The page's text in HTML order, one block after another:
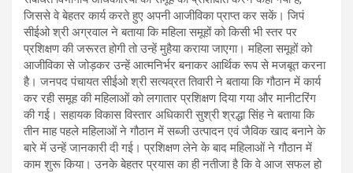
जिससे वे बेहतर कार्य करते हुए अपनी आजीविका प्राप्त कर सकें। जिपं
सीईओ श्री अग्रवाल ने बताया कि महिला समूहों को किसी भी स्तर पर
प्रशिक्षण की जरूरत होगी तो उन्हें मुहैया कराया जाएगा। महिला समूहों को
आजीविका से जोड़कर उन्हें आत्मनिर्भर बनाकर आर्थिक रूप से मजबूत करना
है। जनपद पंचायत सीईओ श्री सत्यव्रत तिवारी ने बताया कि गौठान में कार्य
कर रही समूह की महिलाओं को लगातार प्रशिक्षण दिया गया और मानीटरिंग
की गई। सहायक विकास विस्तार अधिकारी सुश्री श्रद्धा सिंह ने बताया कि
तीन माह पहले महिलाओं ने गौठान में सब्जी उत्पादन एवं जैविक खाद बनाने के
बारे में उन्हें जानकारी दी गई। प्रशिक्षण लेने के बाद महिलाओं ने गौठान में
काम शुरू किया। उनके बेहतर प्रयास का ही नतीजा है कि वे आज सफल हो